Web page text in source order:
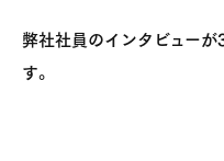
弊社社員のインタビュー
す。